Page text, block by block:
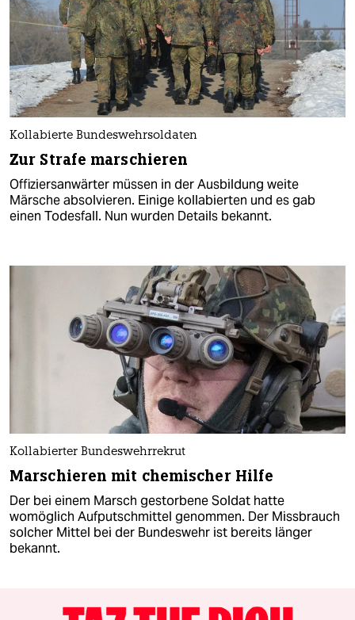
Kollabierte Bundeswehrsoldaten
Zur Strafe marschieren
Offiziersanwärter müssen in der Ausbildung weite
Märsche absolvieren. Einige kollabierten und es gab
einen Todesfall. Nun wurden Details bekannt.
Kollabierter Bundeswehrrekrut
Marschieren mit chemischer Hilfe
Der bei einem Marsch gestorbene Soldat hatte
womöglich Aufputschmittel genommen. Der Missbrauch
solcher Mittel bei der Bundeswehr ist bereits länger
bekannt.